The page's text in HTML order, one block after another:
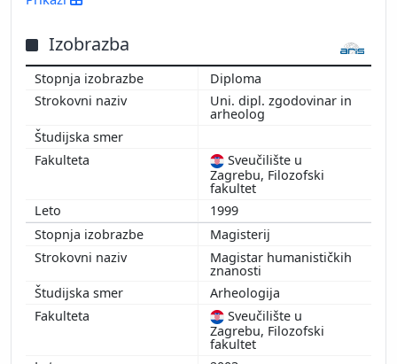
Izobrazba
Diploma
Uni. dipl. zgodovinar in
arheolog
Sveučilište u
Zagrebu, Filozofski
fakultet
1999
Magisterij
Magistar humanističkih
znanosti
Arheologija
Sveučilište u
Zagrebu, Filozofski
fakultet